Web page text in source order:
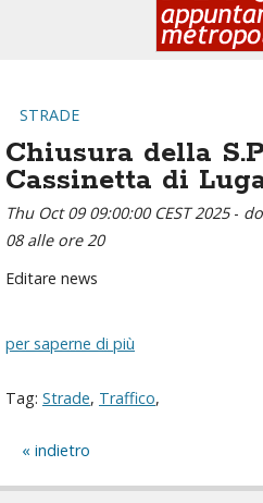
STRADE
Chiusura della
Cassinetta di
Thu Oct 09 09:00:00 CEST 2025-
08 alle ore 20
Editare news
per saperne di più
Tag: Strade, Traffico,
indietro